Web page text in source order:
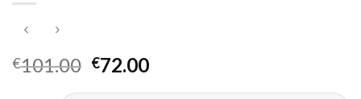
€101.00 €72.00